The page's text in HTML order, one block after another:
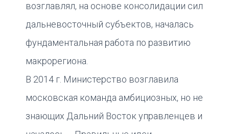
возглавлял, на основе консолидации сил
дальневосточный субъектов, началась
фундаментальная работа по развитию
макрорегиона.
В 2014 г. Министерство возглавила
московская команда амбициозных, но не
знающих Дальний Восток управленцев и